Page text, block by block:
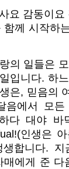
요 감동이요
함께 시작하
의 일들은
입니다. 하
은, 믿음의
음에서 모든
다 대야 바
인생은
합니다. 지
매에게 준